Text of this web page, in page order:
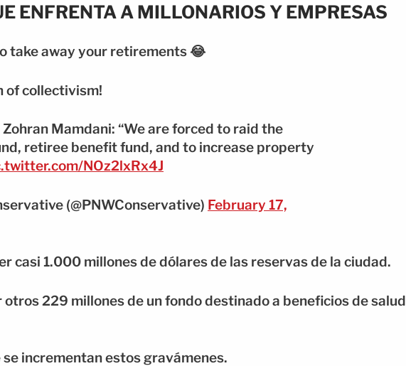
ENFRENTA A MILLONARIOS Y EMPRESAS
take away your retirements 😂
of collectivism!
Mamdani: “We are forced to raid the
retiree benefit fund, and to increase property
NOz2lxRx4J
(@PNWConservative) February 17,
casi 1.000 millones de dólares de las reservas de la ciudad.
229 millones de un fondo destinado a beneficios de salud
incrementan estos gravámenes.